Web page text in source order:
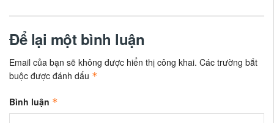
Để lại một bình luận
Email của bạn sẽ không được hiển thị công khai. Các trường bắt
buộc được đánh dấu *
Bình luận *